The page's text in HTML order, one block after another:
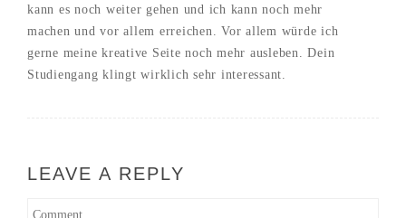
kann es noch weiter gehen und ich kann noch mehr
machen und vor allem erreichen. Vor allem würde ich
gerne meine kreative Seite noch mehr ausleben. Dein
Studiengang klingt wirklich sehr interessant.
LEAVE A REPLY